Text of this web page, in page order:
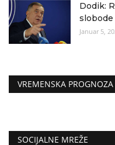
Dodik:
slobode
Januar 5,
VREMENSKA PROGNOZA
SOCIJALNE MREŽE